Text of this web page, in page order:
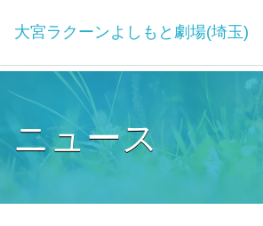
大宮ラクーンよしもと劇場(埼玉)
ニュース